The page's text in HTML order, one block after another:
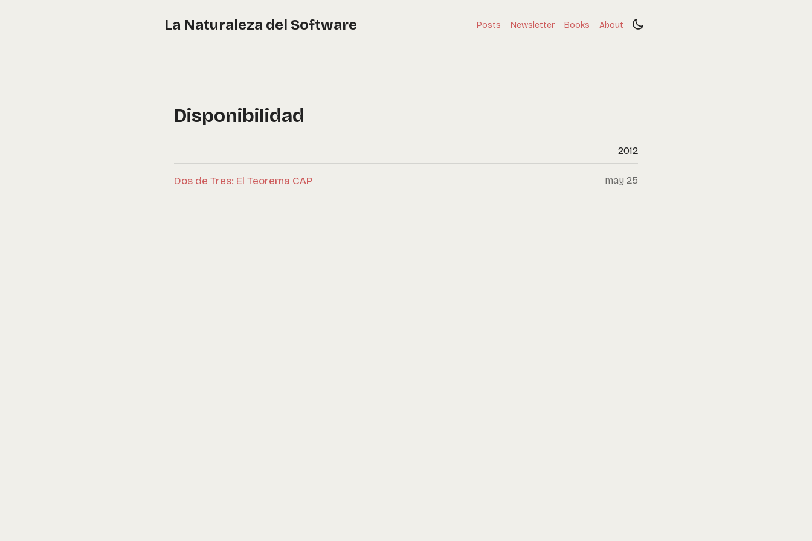
La Naturaleza del Software Posts Newsletter Books About
Disponibilidad
2012
Dos de Tres: El Teorema CAP may 25